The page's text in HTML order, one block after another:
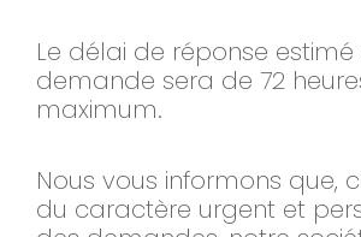
Le délai de réponse
demande sera de 72
maximum.
Nous vous informons que,
du caractère urgent et